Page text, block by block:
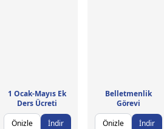
1 Ocak-Mayıs Ek
Ders Ücreti
Önizle
İndir
Belletmenlik
Görevi
Önizle
İndir